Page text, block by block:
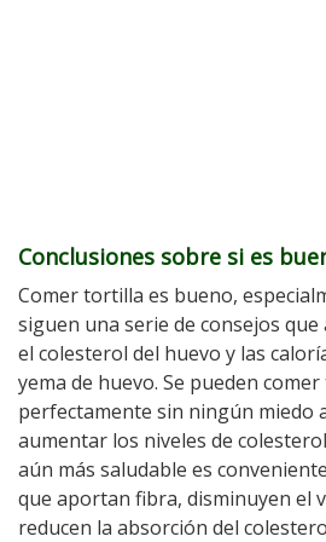
Conclusiones sobre si es
Comer tortilla es bueno,
siguen una serie de consejos
el colesterol del huevo y las
yema de huevo. Se pueden
perfectamente sin ningún miedo
aumentar los niveles de
aún más saludable es
que aportan fibra, disminuyen el
reducen la absorción del